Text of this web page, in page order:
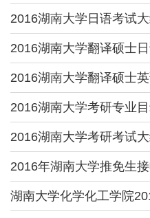
2016湖南大学日语考试大
2016湖南大学翻译硕士
2016湖南大学翻译硕士
2016湖南大学考研专业
2016湖南大学考研考试大
2016年湖南大学推免生
湖南大学化学化工学院